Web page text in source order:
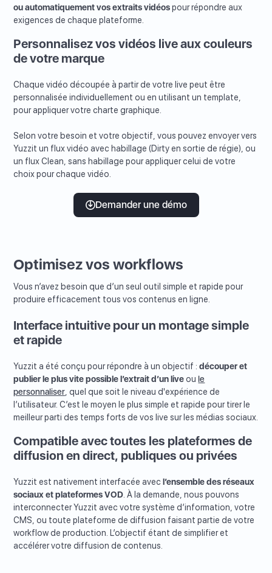
ou automatiquement vos extraits vidéospour répondre aux
exigences de chaque plateforme.
Personnalisez vos vidéos live aux couleurs
de votre marque
Chaque vidéo découpée à partir de votre live peut être
personnalisée individuellement ou en utilisant un template,
pour appliquer votre charte graphique.
Selon votre besoin et votre objectif, vous pouvez envoyer vers
Yuzzit un flux vidéo avec habillage (Dirty en sortie de régie), ou
un flux Clean, sans habillage pour appliquer celui de votre
choix pour chaque vidéo.
Demander une démo
Optimisez vos workflows
Vous n’avez besoin que d’un seul outil simple et rapide pour
produire efficacement tous vos contenus en ligne.
Interface intuitive pour un montage simple
et rapide
Yuzzit a été conçu pour répondre à un objectif :découper et
publier le plus vite possible l’extrait d’un live oule
personnaliser, quel que soit le niveau d'expérience de
l’utilisateur. C’est le moyen le plus simple et rapide pour tirer le
meilleur parti des temps forts de vos live sur les médias sociaux.
Compatible avec toutes les plateformes de
diffusion en direct, publiques ou privées
Yuzzit est nativement interfacée avecl’ensemble des réseaux
sociaux et plateformes VOD. À la demande, nous pouvons
interconnecter Yuzzit avec votre système d’information, votre
CMS, ou toute plateforme de diffusion faisant partie de votre
workflow de production. L’objectif étant de simplifier et
accélérer votre diffusion de contenus.